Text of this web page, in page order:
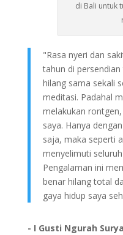
di Bali untuk
"Rasa nyeri dan
tahun di
hilang sama sekali
meditasi. Padahal
melakukan
saya. Hanya
saja, maka seperti
menyelimuti
Pengalaman ini
benar hilang total
gaya hidup saya
- I Gusti Ngurah